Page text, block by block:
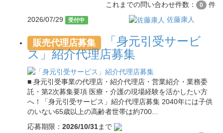
これまでの問い合わせ件数：
0
件
2026/07/29
受付中 佐藤康人
販売代理店募集
「身元引受サービ
ス」紹介代理店募集
■ 身元引受事業の代理店・紹介代理店・営業紹介・業務委
託・第2次募集要項 医療・介護の現場経験を活かしたい方
へ！「身元引受サービス」紹介代理店募集 2040年には子供
のいない65歳以上の高齢者世帯は約700...
応募期限： 2026/10/31まで